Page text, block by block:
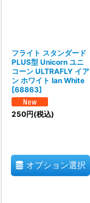
フライト スタンダード
PLUS型 Unicorn ユニ
コーン ULTRAFLY イア
ン ホワイト Ian White
[68863]
250円(税込)
オプション選択